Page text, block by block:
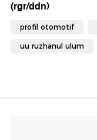
(rgr/ddn)
profil otomotif
uu ruzhanul ulum